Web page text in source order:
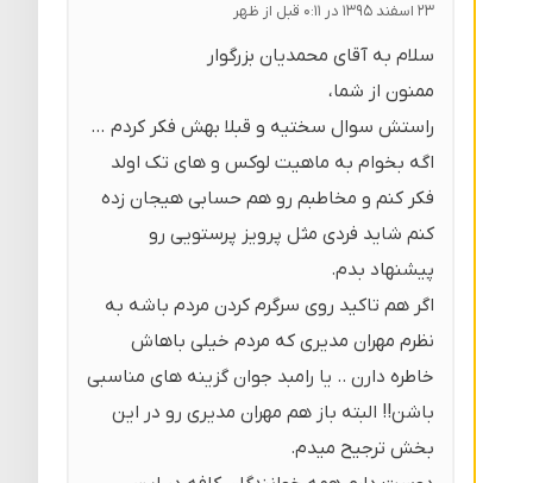
۲۳ اسفند ۱۳۹۵ در ۰:۱۱ قبل از ظهر
سلام به آقای محمدیان بزرگوار
ممنون از شما،
راستش سوال سختیه و قبلا بهش فکر کردم …
اگه بخوام به ماهیت لوکس و های تک اولد
فکر کنم و مخاطبم رو هم حسابی هیجان زده
کنم شاید فردی مثل پرویز پرستویی رو
پیشنهاد بدم.
اگر هم تاکید روی سرگرم کردن مردم باشه به
نظرم مهران مدیری که مردم خیلی باهاش
خاطره دارن .. یا رامبد جوان گزینه های مناسبی
باشن!! البته باز هم مهران مدیری رو در این
بخش ترجیح میدم.